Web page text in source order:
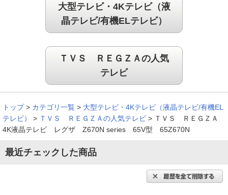
大型テレビ・4Kテレビ（液
晶テレビ/有機ELテレビ）
ＴＶＳ ＲＥＧＺＡの人気
テレビ
トップ > カテゴリ一覧 > 大型テレビ・4Kテレビ（液晶テレビ/有機EL
テレビ）
> ＴＶＳ ＲＥＧＺＡの人気テレビ > ＴＶＳ ＲＥＧＺＡ
4K液晶テレビ レグザ Z670N series 65V型 65Z670N
最近チェックした商品